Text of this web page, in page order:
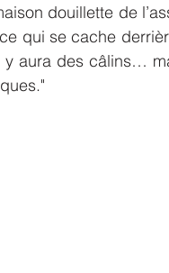
douillette de
qui se cache
aura des câlins…